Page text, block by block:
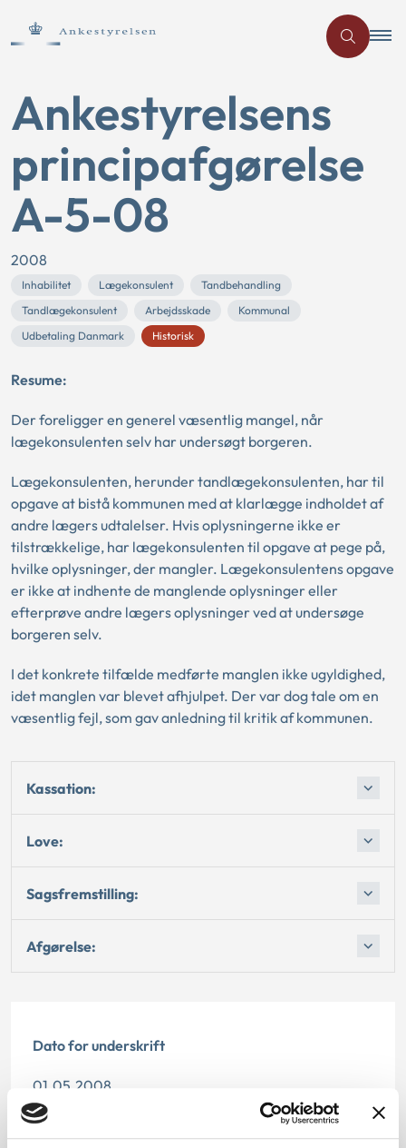
Ankestyrelsens
principafgørelse
A-5-08
2008
Inhabilitet Lægekonsulent
Tandbehandling
Tandlægekonsulent
Arbejdsskade
Kommunal
Udbetaling Danmark
Historisk
Resume:
Der foreligger en generel væsentlig mangel, når
lægekonsulenten selv har undersøgt borgeren.
Lægekonsulenten, herunder tandlægekonsulenten, har til
opgave at bistå kommunen med at klarlægge indholdet af
andre lægers udtalelser. Hvis oplysningerne ikke er
tilstrækkelige, har lægekonsulenten til opgave at pege på,
hvilke oplysninger, der mangler. Lægekonsulentens opgave
er ikke at indhente de manglende oplysninger eller
efterprøve andre lægers oplysninger ved at undersøge
borgeren selv.
I det konkrete tilfælde medførte manglen ikke ugyldighed,
idet manglen var blevet afhjulpet. Der var dog tale om en
væsentlig fejl, som gav anledning til kritik af kommunen.
Kassation:
Love:
Sagsfremstilling:
Afgørelse:
Dato for underskrift
01.05.2008
Offentliggørelsesdato